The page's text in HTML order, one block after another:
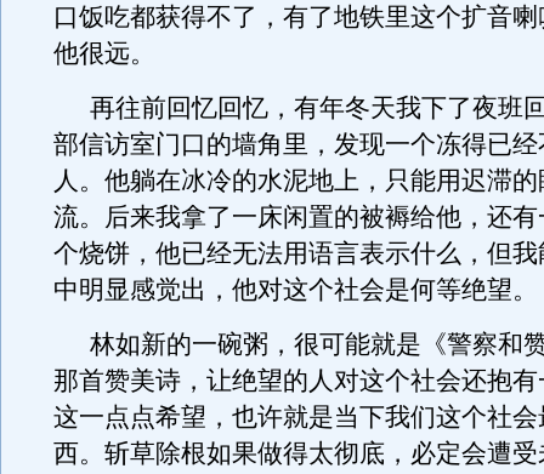
口饭吃都获得不了，有了地铁里这个扩音
他很远。
再往前回忆回忆，有年冬天我下了夜班
部信访室门口的墙角里，发现一个冻得已
人。他躺在冰冷的水泥地上，只能用迟滞
流。后来我拿了一床闲置的被褥给他，还
个烧饼，他已经无法用语言表示什么，但
中明显感觉出，他对这个社会是何等绝望。
林如新的一碗粥，很可能就是《警察和
那首赞美诗，让绝望的人对这个社会还抱
这一点点希望，也许就是当下我们这个社
西。斩草除根如果做得太彻底，必定会遭